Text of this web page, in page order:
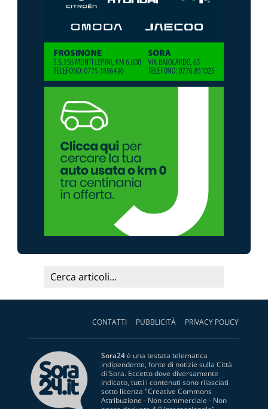
CONTATTI PUBBLICITÀ PRIVACY POLICY
Sora24è una testata telematica
indipendente, fonte di notizie sulla Città
di Sora. Eccetto dove diversamente
indicato, tutti i contenuti sono rilasciati
sotto licenza "Creative Commons
Attribuzione - Non commerciale - Non